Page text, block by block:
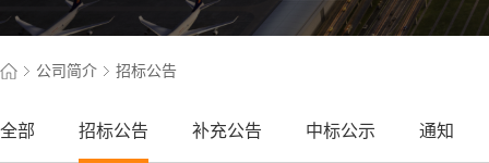
公司简介 招标公告
全部 招标公告 补充公告 中标公示 通知